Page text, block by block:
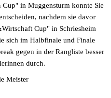
in Muggensturm konnte Sie
nachdem sie davor
Cup" in Schriesheim
sich im Halbfinale und Finale
gegen in der Rangliste besser
durch.